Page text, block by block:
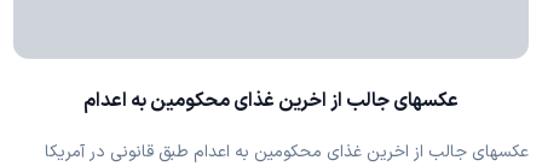
عکسهای جالب از اخرین غذای محکومین به اعدام
عکسهای جالب از اخرین غذای محکومین به اعدام طبق قانوني در آمريکا